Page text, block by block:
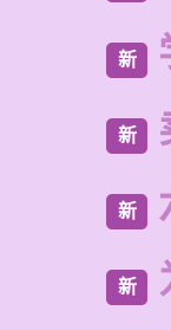
新
新
新
新